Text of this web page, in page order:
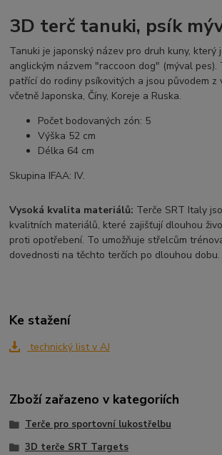
3D terč tanuki, psík
Tanuki je japonský název pro druh kuny, který
anglickým názvem "raccoon dog" (mýval pes).
patřící do rodiny psíkovitých a jsou původem z
včetně Japonska, Číny, Koreje a Ruska.
Počet bodovaných zón: 5
Výška 52 cm
Délka 64 cm
Skupina IFAA: IV.
Vysoká kvalita materiálů: Terče SRT Italy
kvalitních materiálů, které zajišťují dlouhou
proti opotřebení. To umožňuje střelcům
dovednosti na těchto terčích po dlouhou dobu.
Ke stažení
technický list v AJ
Zboží zařazeno v kategoriích
Terče pro sportovní lukostřelbu
3D terče SRT Targets